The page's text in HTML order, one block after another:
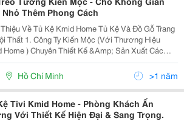
Nhỏ Thêm Phong Cách
Về Tủ Kệ Kmid Home Tủ Kệ Và Đồ Gỗ Trang
Mộc (Với Thương Hiệu
Home ) Chuyên Thiết Kế &Amp; Sản Xuất Các
Tủ Kệ Theo Kiểu Dáng Hiện Đại, Sử Dụng Chiều
Không Gian Của Diện Tường Một Cách Khéo...
Hồ Chí Minh >1 năm
Tivi Kmid Home - Phòng Khách Ấn
Với Thiết Kế Hiện Đại & Sang Trọng.